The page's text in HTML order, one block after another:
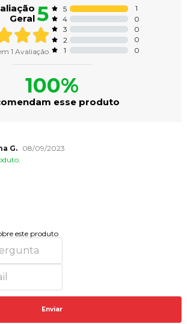
Geral5
1 Avaliação
5
1
4
0
3
0
2
0
1
0
100%
esse produto
G.
08/09/2023
este produto
Enviar